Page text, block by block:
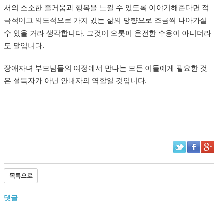
서의 소소한 즐거움과 행복을 느낄 수 있도록 이야기해준다면 적
극적이고 의도적으로 가치 있는 삶의 방향으로 조금씩 나아가실
수 있을 거라 생각합니다. 그것이 오롯이 온전한 수용이 아니더라
도 말입니다.
장애자녀 부모님들의 여정에서 만나는 모든 이들에게 필요한 것
은 설득자가 아닌 안내자의 역할일 것입니다.
목록으로
댓글